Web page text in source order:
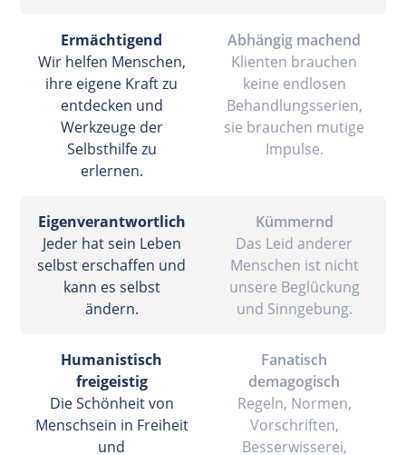
Ermächtigend
Wir helfen Menschen,
ihre eigene Kraft zu
entdecken und
Werkzeuge der
Selbsthilfe zu
erlernen.
Abhängig machend
Klienten brauchen
keine endlosen
Behandlungsserien,
sie brauchen mutige
Impulse.
Eigenverantwortlich
Jeder hat sein Leben
selbst erschaffen und
kann es selbst
ändern.
Kümmernd
Das Leid anderer
Menschen ist nicht
unsere Beglückung
und Sinngebung.
Humanistisch
freigeistig
Die Schönheit von
Menschsein in Freiheit
und
Fanatisch
demagogisch
Regeln, Normen,
Vorschriften,
Besserwisserei,